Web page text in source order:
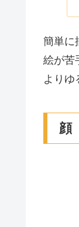
簡単に
絵が苦
よりゆ
顔